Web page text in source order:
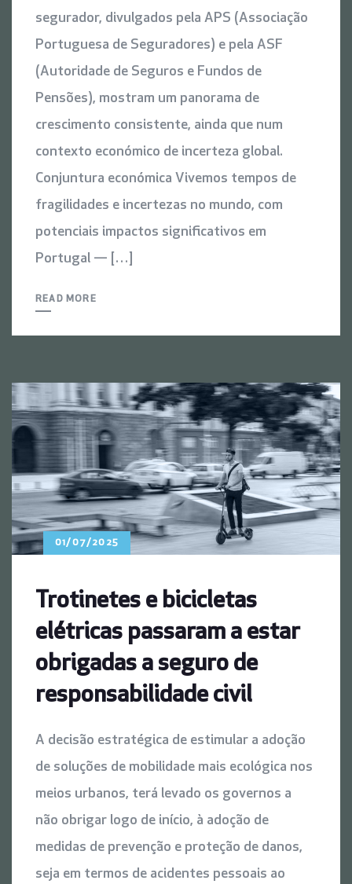
segurador, divulgados pela APS (Associação
Portuguesa de Seguradores) e pela ASF
(Autoridade de Seguros e Fundos de
Pensões), mostram um panorama de
crescimento consistente, ainda que num
contexto económico de incerteza global.
Conjuntura económica Vivemos tempos de
fragilidades e incertezas no mundo, com
potenciais impactos significativos em
Portugal — […]
READ MORE
01/07/2025
Trotinetes e bicicletas
elétricas passaram a estar
obrigadas a seguro de
responsabilidade civil
A decisão estratégica de estimular a adoção
de soluções de mobilidade mais ecológica nos
meios urbanos, terá levado os governos a
não obrigar logo de início, à adoção de
medidas de prevenção e proteção de danos,
seja em termos de acidentes pessoais ao